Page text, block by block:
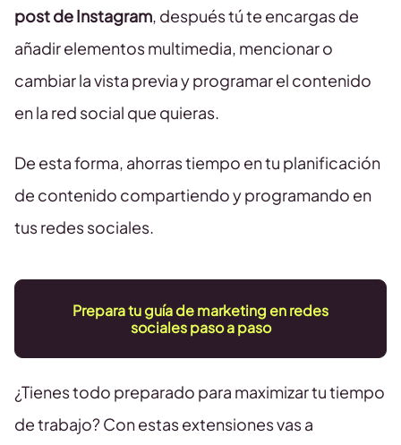
post de Instagram, después tú te encargas de
añadir elementos multimedia, mencionar o
cambiar la vista previa y programar el contenido
en la red social que quieras.
De esta forma, ahorras tiempo en tu planificación
de contenido compartiendo y programando en
tus redes sociales.
Prepara tu guía de marketing en redes
sociales paso a paso
¿Tienes todo preparado para maximizar tu tiempo
de trabajo? Con estas extensiones vas a